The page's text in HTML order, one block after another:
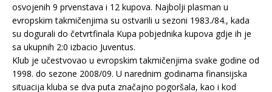
osvojenih 9 prvenstava i 12 kupova. Najbolji plasman u
evropskim takmičenjima su ostvarili u sezoni 1983./84., kada
su dogurali do četvrtfinala Kupa pobjednika kupova gdje ih je
sa ukupnih 2:0 izbacio Juventus.
Klub je učestvovao u evropskim takmičenjima svake godine od
1998. do sezone 2008/09. U narednim godinama finansijska
situacija kluba se dva puta značajno pogoršala, kao i kod